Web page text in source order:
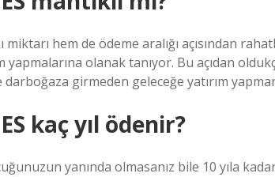
miktarı hem de ödeme aralığı açısından
yapmalarına olanak tanıyor. Bu açıdan
girmeden geleceğe yatırım
kaç yıl ödenir?
yanında olmasanız bile 10 yıla